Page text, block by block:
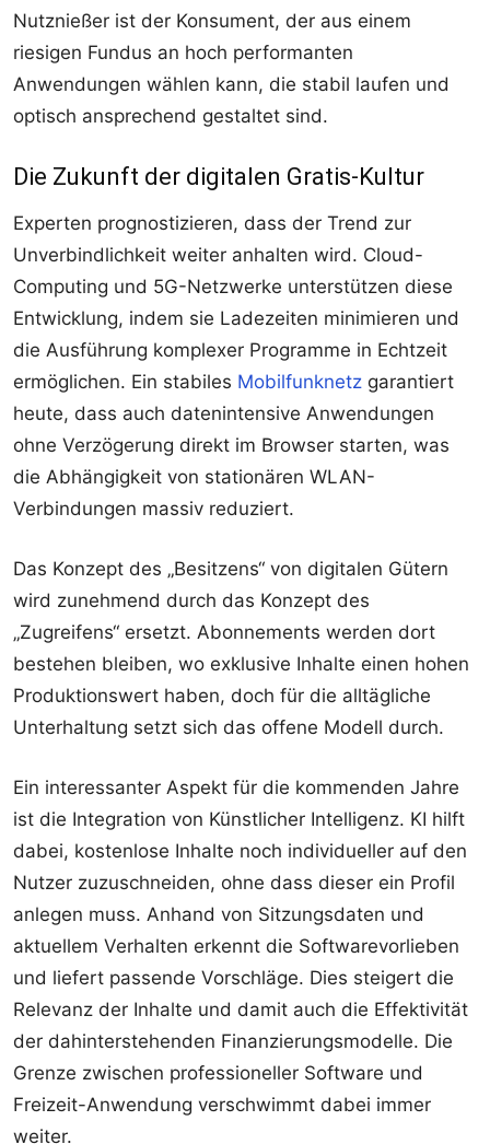
Nutznießer ist der Konsument, der aus einem
riesigen Fundus an hoch performanten
Anwendungen wählen kann, die stabil laufen und
optisch ansprechend gestaltet sind.
Die Zukunft der digitalen Gratis-Kultur
Experten prognostizieren, dass der Trend zur
Unverbindlichkeit weiter anhalten wird. Cloud-
Computing und 5G-Netzwerke unterstützen diese
Entwicklung, indem sie Ladezeiten minimieren und
die Ausführung komplexer Programme in Echtzeit
ermöglichen. Ein stabiles Mobilfunknetz garantiert
heute, dass auch datenintensive Anwendungen
ohne Verzögerung direkt im Browser starten, was
die Abhängigkeit von stationären WLAN-
Verbindungen massiv reduziert.
Das Konzept des „Besitzens“ von digitalen Gütern
wird zunehmend durch das Konzept des
„Zugreifens“ ersetzt. Abonnements werden dort
bestehen bleiben, wo exklusive Inhalte einen hohen
Produktionswert haben, doch für die alltägliche
Unterhaltung setzt sich das offene Modell durch.
Ein interessanter Aspekt für die kommenden Jahre
ist die Integration von Künstlicher Intelligenz. KI hilft
dabei, kostenlose Inhalte noch individueller auf den
Nutzer zuzuschneiden, ohne dass dieser ein Profil
anlegen muss. Anhand von Sitzungsdaten und
aktuellem Verhalten erkennt die Softwarevorlieben
und liefert passende Vorschläge. Dies steigert die
Relevanz der Inhalte und damit auch die Effektivität
der dahinterstehenden Finanzierungsmodelle. Die
Grenze zwischen professioneller Software und
Freizeit-Anwendung verschwimmt dabei immer
weiter.